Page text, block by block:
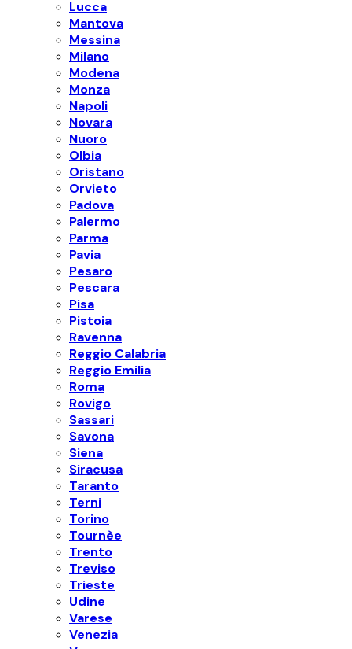
Lucca
Mantova
Messina
Milano
Modena
Monza
Napoli
Novara
Nuoro
Olbia
Oristano
Orvieto
Padova
Palermo
Parma
Pavia
Pesaro
Pescara
Pisa
Pistoia
Ravenna
Reggio Calabria
Reggio Emilia
Roma
Rovigo
Sassari
Savona
Siena
Siracusa
Taranto
Terni
Torino
Tournèe
Trento
Treviso
Trieste
Udine
Varese
Venezia